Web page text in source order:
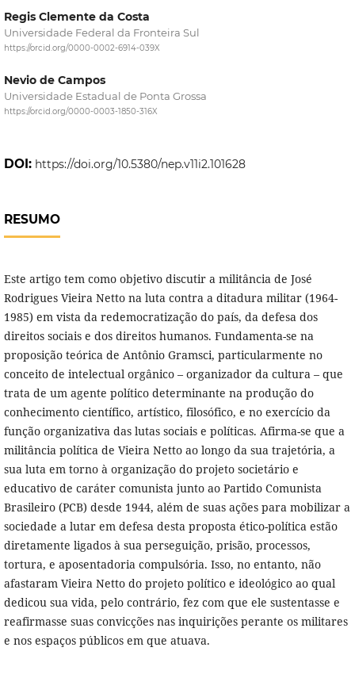
Regis Clemente da Costa
Universidade Federal da Fronteira Sul
https://orcid.org/0000-0002-6914-039X
Nevio de Campos
Universidade Estadual de Ponta Grossa
https://orcid.org/0000-0003-1850-316X
DOI: https://doi.org/10.5380/nep.v11i2.101628
RESUMO
Este artigo tem como objetivo discutir a militância de José
Rodrigues Vieira Netto na luta contra a ditadura militar (1964-
1985) em vista da redemocratização do país, da defesa dos
direitos sociais e dos direitos humanos. Fundamenta-se na
proposição teórica de Antônio Gramsci, particularmente no
conceito de intelectual orgânico – organizador da cultura – que
trata de um agente político determinante na produção do
conhecimento científico, artístico, filosófico, e no exercício da
função organizativa das lutas sociais e políticas. Afirma-se que a
militância política de Vieira Netto ao longo da sua trajetória, a
sua luta em torno à organização do projeto societário e
educativo de caráter comunista junto ao Partido Comunista
Brasileiro (PCB) desde 1944, além de suas ações para mobilizar a
sociedade a lutar em defesa desta proposta ético-política estão
diretamente ligados à sua perseguição, prisão, processos,
tortura, e aposentadoria compulsória. Isso, no entanto, não
afastaram Vieira Netto do projeto político e ideológico ao qual
dedicou sua vida, pelo contrário, fez com que ele sustentasse e
reafirmasse suas convicções nas inquirições perante os militares
e nos espaços públicos em que atuava.